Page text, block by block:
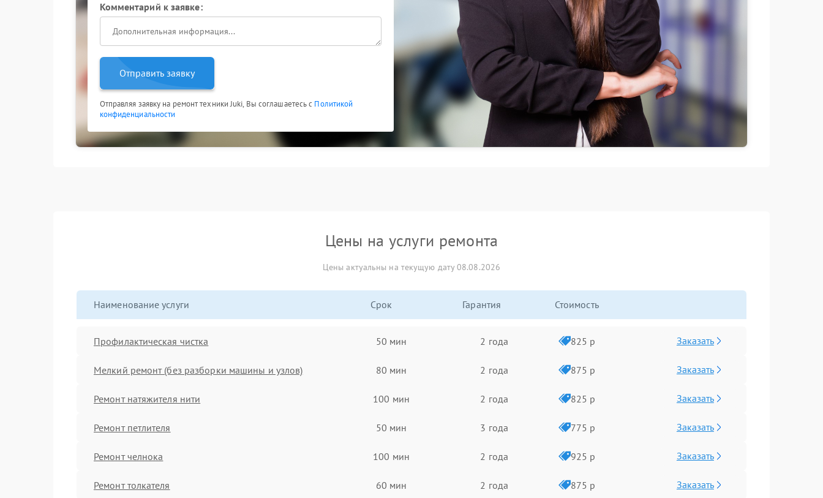
Комментарий к заявке:
Отправить заявку
Отправляя заявку на ремонт техники Juki, Вы соглашаетесь с Политикой
конфиденциальности
Цены на услуги ремонта
Цены актуальны на текущую дату 08.08.2026
Наименование услуги Срок Гарантия Стоимость
Профилактическая чистка 50 мин 2 года 825 р Заказать
Мелкий ремонт (без разборки машины и узлов) 80 мин 2 года 875 р Заказать
Ремонт натяжителя нити 100 мин 2 года 825 р Заказать
Ремонт петлителя 50 мин 3 года 775 р Заказать
Ремонт челнока 100 мин 2 года 925 р Заказать
Ремонт толкателя 60 мин 2 года 875 р Заказать